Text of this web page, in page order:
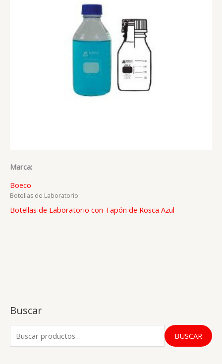
Buscar
u
BUSCAR
Marca:
Boeco
Botellas de Laboratorio
Botellas de Laboratorio con Tapón de Rosca Azul